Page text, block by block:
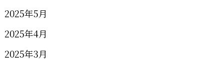
2025年5月
2025年4月
2025年3月